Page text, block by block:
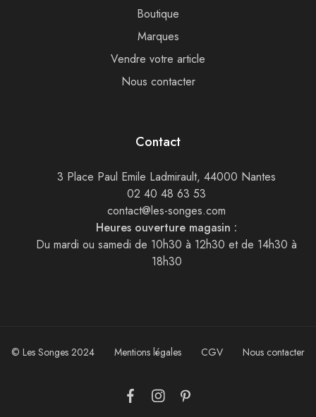
Boutique
Marques
Vendre votre article
Nous contacter
Contact
3 Place Paul Emile Ladmirault, 44000 Nantes
02 40 48 63 53
contact@les-songes.com
Heures ouverture magasin :
Du mardi ou samedi de 10h30 à 12h30 et de 14h30 à
18h30
© Les Songes 2024 Mentions légales CGV Nous contacter